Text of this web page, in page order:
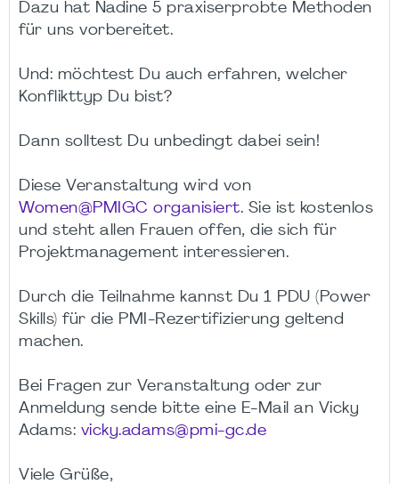
Dazu hat Nadine 5 praxiserprobte Methoden
für uns vorbereitet.
Und: möchtest Du auch erfahren, welcher
Konflikttyp Du bist?
Dann solltest Du unbedingt dabei sein!
Diese Veranstaltung wird von
Women@PMIGC organisiert. Sie ist kostenlos
und steht allen Frauen offen, die sich für
Projektmanagement interessieren.
Durch die Teilnahme kannst Du 1 PDU (Power
Skills) für die PMI-Rezertifizierung geltend
machen.
Bei Fragen zur Veranstaltung oder zur
Anmeldung sende bitte eine E-Mail an Vicky
Adams: vicky.adams@pmi-gc.de
Viele Grüße,